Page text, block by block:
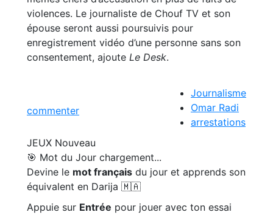
violences. Le journaliste de Chouf TV et son
épouse seront aussi poursuivis pour
enregistrement vidéo d’une personne sans son
consentement, ajoute Le Desk.
commenter
Journalisme
Omar Radi
arrestations
JEUX Nouveau
🎯 Mot du Jour chargement...
Devine le mot français du jour et apprends son
équivalent en Darija 🇲🇦
Appuie sur Entrée pour jouer avec ton essai